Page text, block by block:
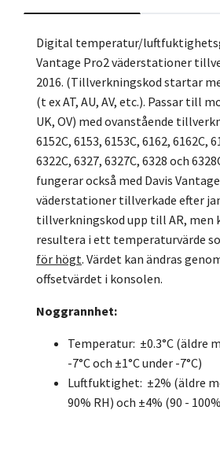
Digital temperatur/
Vantage Pro2 väderstationer
2016. (Tillverkningskod startar
(t ex AT, AU, AV, etc.). Passar till
UK, OV) med ovanstående
6152C, 6153, 6153C, 6162, 6162C,
6322C, 6327, 6327C, 6328 och
fungerar också med Davis
väderstationer tillverkade efter
tillverkningskod upp till AR, men
resultera i ett temperaturvärde
för högt. Värdet kan ändras
offsetvärdet i konsolen.
Noggrannhet:
Temperatur: ±0.3°C (äldre
-7°C och ±1°C under -7°C)
Luftfuktighet: ±2% (äldre
90% RH) och ±4% (90 -